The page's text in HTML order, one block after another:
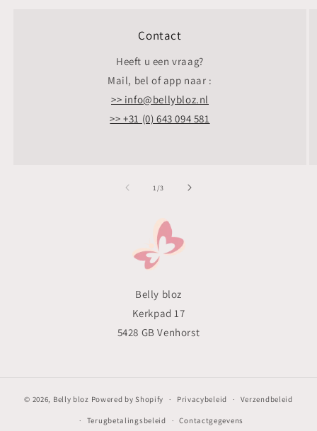
Contact
Heeft u een vraag?
Mail, bel of app naar :
>> info@bellybloz.nl
>> +31 (0) 643 094 581
1 /van
3
Belly bloz
Kerkpad 17
5428 GB Venhorst
© 2026, Belly bloz Powered by Shopify Privacybeleid Verzendbeleid
Terugbetalingsbeleid Contactgegevens